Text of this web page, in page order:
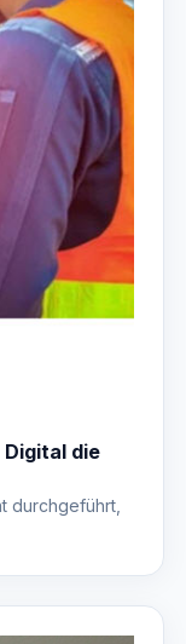
die
durchgeführt,